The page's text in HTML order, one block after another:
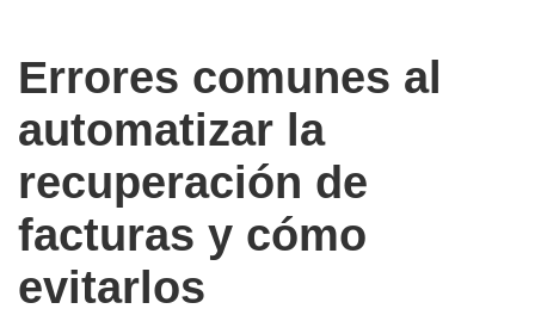
Errores comunes al
automatizar la
recuperación de
facturas y cómo
evitarlos